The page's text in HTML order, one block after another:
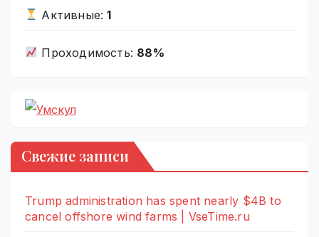
Активные:1
Проходимость: 88%
Свежие записи
Trump administration has spent nearly $4B to
cancel offshore wind farms | VseTime.ru